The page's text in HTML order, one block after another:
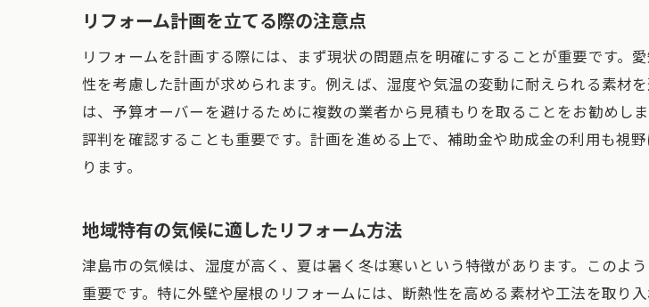
よくある質問とその回答
トラブルを未然に防ぐための
津島市におけるリフォームのトレ
最新のデザインとスタイルの
新しい技術を取り入れたリフ
今注目のリフォーム素材とそ
リフォーム計画を立てる際の注意点
リフォームを計画する際には、まず現状の問題点を明確にすることが重要です。
性を考慮した計画が求められます。例えば、湿度や気温の変動に耐えられる素材
は、予算オーバーを避けるために複数の業者から見積もりを取ることをお勧めし
評判を確認することも重要です。計画を進める上で、補助金や助成金の利用も視
ります。
地域特有の気候に適したリフォーム方法
津島市の気候は、湿度が高く、夏は暑く冬は寒いという特徴があります。このよ
重要です。特に外壁や屋根のリフォームには、断熱性を高める素材や工法を取り
お問い合わせ・ご相談
お問い合わせ・ご相談